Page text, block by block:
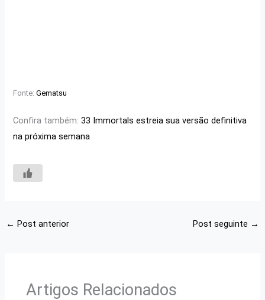
Fonte:Gematsu
Confira também:33 Immortals estreia sua versão definitiva
na próxima semana
← Post anterior Post seguinte →
Artigos Relacionados